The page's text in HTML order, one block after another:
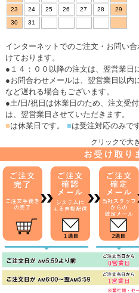
23
24 25 26 27 28
29
30
31
インターネットでのご注文・お問い
けております。
●１４：００以降の注文は、翌営業日
●お問合わせメールは、翌営業日以内
など遅れる場合もございます。
●土/日/祝日は休業日のため、注文受
は、翌営業日させていただきます。
■は休業日です。 ■は受注対応のみです
クリックで大